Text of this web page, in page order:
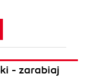
- zarabiaj